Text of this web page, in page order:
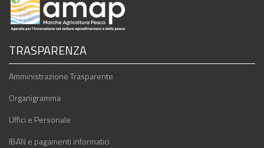
TRASPARENZA
Amministrazione Trasparente
Organigramma
Uffici e Personale
IBAN e pagamenti informatici